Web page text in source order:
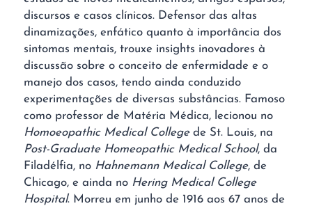
discursos e casos clínicos. Defensor das altas
dinamizações, enfático quanto à importância dos
sintomas mentais, trouxe insights inovadores à
discussão sobre o conceito de enfermidade e o
manejo dos casos, tendo ainda conduzido
experimentações de diversas substâncias. Famoso
como professor de Matéria Médica, lecionou no
Homoeopathic Medical Collegede St. Louis, na
Post-Graduate Homeopathic Medical School, da
Filadélfia, no Hahnemann Medical College, de
Chicago, e ainda no Hering Medical College
Hospital. Morreu em junho de 1916 aos 67 anos de